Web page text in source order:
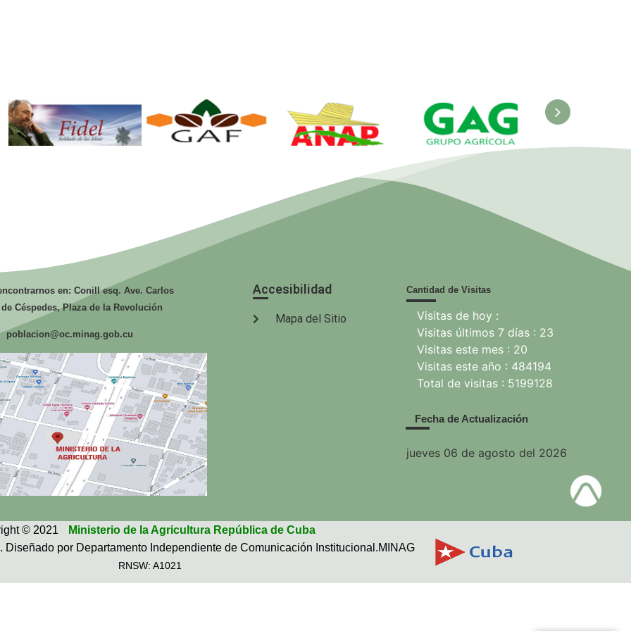
Ministerio de
la Agricultura
GAG. Grupo
en: Conill esq. Ave. Carlos
de Céspedes, Plaza de la Revolución
poblacion@oc.minag.gob.cu
Accesibilidad
Mapa del Sitio
Fecha de Actualización
Cantidad de Visitas
Visitas de hoy :
Visitas últimos 7 días : 23
Visitas este mes : 20
Visitas este año : 484194
Total de visitas : 5199128
jueves 06 de agosto del 2026
© 2021
Ministerio de la Agricultura República de Cuba
Diseñado por Departamento Independiente de Comunicación Institucional.MINAG
RNSW: A1021